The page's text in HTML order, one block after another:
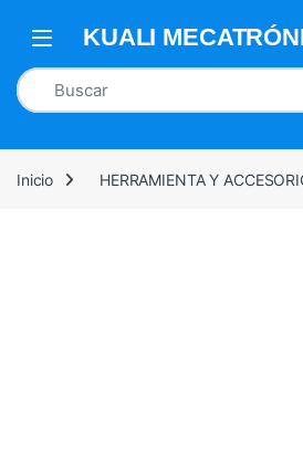
Inicio HERRAMIENTA Y